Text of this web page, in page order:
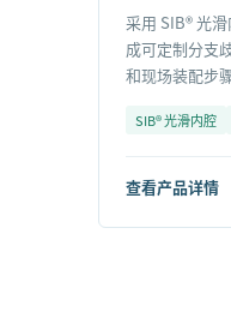
采用 SIB® 光
成可定制分支
和现场装配步
SIB® 光滑内腔
查看产品详情